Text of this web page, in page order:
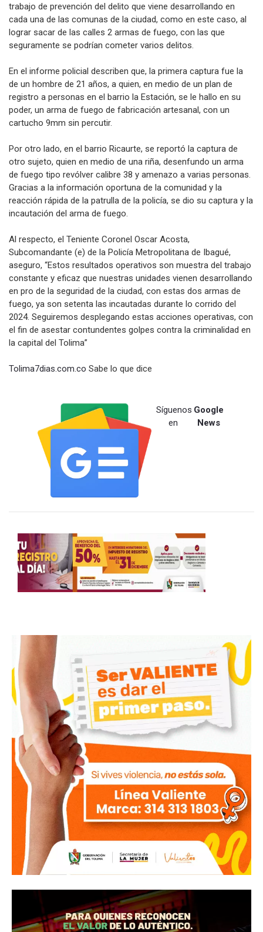
trabajo de prevención del delito que viene desarrollando en
cada una de las comunas de la ciudad, como en este caso, al
lograr sacar de las calles 2 armas de fuego, con las que
seguramente se podrían cometer varios delitos.
En el informe policial describen que, la primera captura fue la
de un hombre de 21 años, a quien, en medio de un plan de
registro a personas en el barrio la Estación, se le hallo en su
poder, un arma de fuego de fabricación artesanal, con un
cartucho 9mm sin percutir.
Por otro lado, en el barrio Ricaurte, se reportó la captura de
otro sujeto, quien en medio de una riña, desenfundo un arma
de fuego tipo revólver calibre 38 y amenazo a varias personas.
Gracias a la información oportuna de la comunidad y la
reacción rápida de la patrulla de la policía, se dio su captura y la
incautación del arma de fuego.
Al respecto, el Teniente Coronel Oscar Acosta,
Subcomandante (e) de la Policía Metropolitana de Ibagué,
aseguro, “Estos resultados operativos son muestra del trabajo
constante y eficaz que nuestras unidades vienen desarrollando
en pro de la seguridad de la ciudad, con estas dos armas de
fuego, ya son setenta las incautadas durante lo corrido del
2024. Seguiremos desplegando estas acciones operativas, con
el fin de asestar contundentes golpes contra la criminalidad en
la capital del Tolima”
Tolima7dias.com.co Sabe lo que dice
Síguenos
en
Google
News